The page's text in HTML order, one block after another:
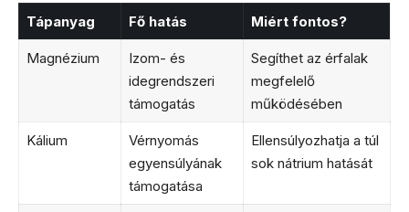
Tápanyag Fő hatás Miért fontos?
Magnézium
Izom- és
idegrendszeri
támogatás
Segíthet az érfalak
megfelelő
működésében
Kálium
Vérnyomás
egyensúlyának
támogatása
Ellensúlyozhatja a túl
sok nátrium hatását